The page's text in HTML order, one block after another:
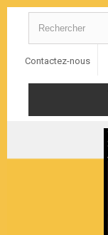
Contactez-nous